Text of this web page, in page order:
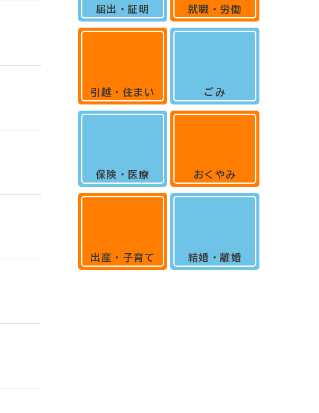
届出・証明
引越・住まい
保険・医療
出産・子育て
就職・労働
ごみ
おくやみ
結婚・離婚